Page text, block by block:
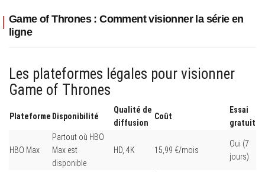
Game of Thrones : Comment visionner la série en
ligne
Les plateformes légales pour visionner
Game of Thrones
Plateforme Disponibilité
Qualité de
diffusion
Coût
Essai
gratuit
HBO Max
Partout où HBO
Max est
disponible
HD, 4K 15,99 €/mois
Oui (7
jours)